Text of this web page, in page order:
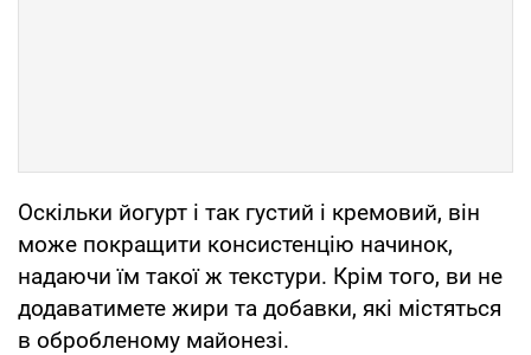
Оскільки йогурт і так густий і кремовий, він
може покращити консистенцію начинок,
надаючи їм такої ж текстури. Крім того, ви не
додаватимете жири та добавки, які містяться
в обробленому майонезі.